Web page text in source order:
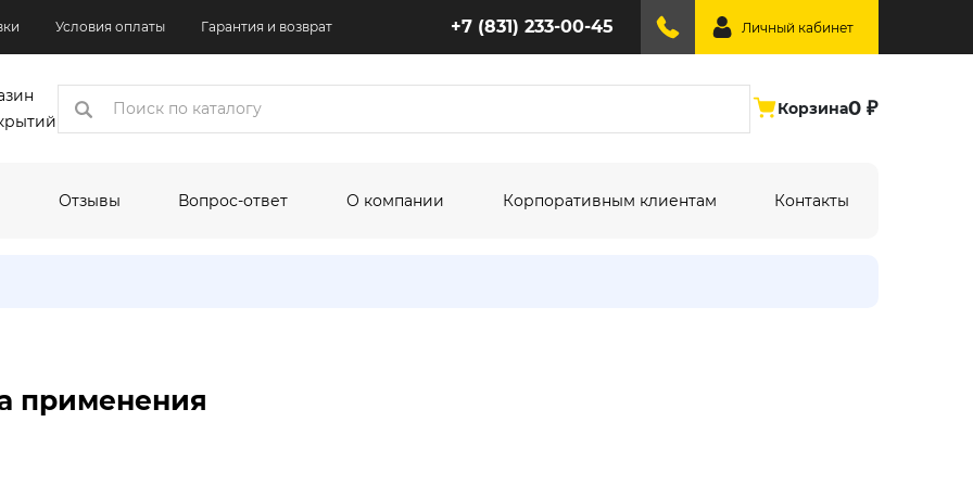
Условия оплаты Гарантия и возврат +7 (831) 233-00-45 Личный кабинет
Корзина0 ₽
Торговые помещения
Отзывы Вопрос-ответ О компании Корпоративным клиентам Контакты
применения